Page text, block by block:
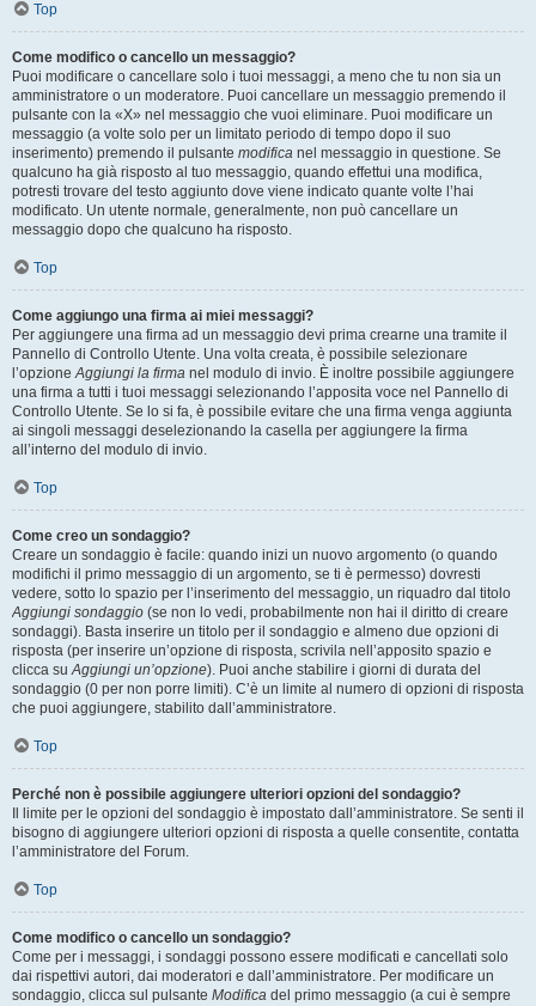
Top
Come modifico o cancello un messaggio?
Puoi modificare o cancellare solo i tuoi messaggi, a meno che tu non sia un
amministratore o un moderatore. Puoi cancellare un messaggio premendo il
pulsante con la «X» nel messaggio che vuoi eliminare. Puoi modificare un
messaggio (a volte solo per un limitato periodo di tempo dopo il suo
inserimento) premendo il pulsante modifica nel messaggio in questione. Se
qualcuno ha già risposto al tuo messaggio, quando effettui una modifica,
potresti trovare del testo aggiunto dove viene indicato quante volte l’hai
modificato. Un utente normale, generalmente, non può cancellare un
messaggio dopo che qualcuno ha risposto.
Top
Come aggiungo una firma ai miei messaggi?
Per aggiungere una firma ad un messaggio devi prima crearne una tramite il
Pannello di Controllo Utente. Una volta creata, è possibile selezionare
l’opzioneAggiungi la firma nel modulo di invio. È inoltre possibile aggiungere
una firma a tutti i tuoi messaggi selezionando l’apposita voce nel Pannello di
Controllo Utente. Se lo si fa, è possibile evitare che una firma venga aggiunta
ai singoli messaggi deselezionando la casella per aggiungere la firma
all’interno del modulo di invio.
Top
Come creo un sondaggio?
Creare un sondaggio è facile: quando inizi un nuovo argomento (o quando
modifichi il primo messaggio di un argomento, se ti è permesso) dovresti
vedere, sotto lo spazio per l’inserimento del messaggio, un riquadro dal titolo
Aggiungi sondaggio (se non lo vedi, probabilmente non hai il diritto di creare
sondaggi). Basta inserire un titolo per il sondaggio e almeno due opzioni di
risposta (per inserire un’opzione di risposta, scrivila nell’apposito spazio e
clicca suAggiungi un’opzione). Puoi anche stabilire i giorni di durata del
sondaggio (0 per non porre limiti). C’è un limite al numero di opzioni di risposta
che puoi aggiungere, stabilito dall’amministratore.
Top
Perché non è possibile aggiungere ulteriori opzioni del sondaggio?
Il limite per le opzioni del sondaggio è impostato dall’amministratore. Se senti il
bisogno di aggiungere ulteriori opzioni di risposta a quelle consentite, contatta
l’amministratore del Forum.
Top
Come modifico o cancello un sondaggio?
Come per i messaggi, i sondaggi possono essere modificati e cancellati solo
dai rispettivi autori, dai moderatori e dall’amministratore. Per modificare un
sondaggio, clicca sul pulsante Modifica del primo messaggio (a cui è sempre